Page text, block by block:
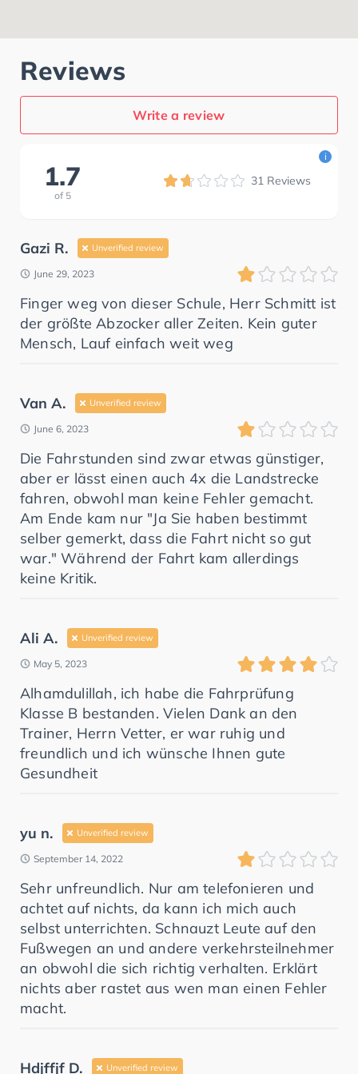
Reviews
Write a review
1.7
of 5
31 Reviews
i
Gazi R. Unverified review
June 29, 2023
Finger weg von dieser Schule, Herr Schmitt ist
der größte Abzocker aller Zeiten. Kein guter
Mensch, Lauf einfach weit weg
Van A. Unverified review
June 6, 2023
Die Fahrstunden sind zwar etwas günstiger,
aber er lässt einen auch 4x die Landstrecke
fahren, obwohl man keine Fehler gemacht.
Am Ende kam nur "Ja Sie haben bestimmt
selber gemerkt, dass die Fahrt nicht so gut
war." Während der Fahrt kam allerdings
keine Kritik.
Ali A. Unverified review
May 5, 2023
Alhamdulillah, ich habe die Fahrprüfung
Klasse B bestanden. Vielen Dank an den
Trainer, Herrn Vetter, er war ruhig und
freundlich und ich wünsche Ihnen gute
Gesundheit
yu n. Unverified review
September 14, 2022
Sehr unfreundlich. Nur am telefonieren und
achtet auf nichts, da kann ich mich auch
selbst unterrichten. Schnauzt Leute auf den
Fußwegen an und andere verkehrsteilnehmer
an obwohl die sich richtig verhalten. Erklärt
nichts aber rastet aus wen man einen Fehler
macht.
Hdjffjf D. Unverified review